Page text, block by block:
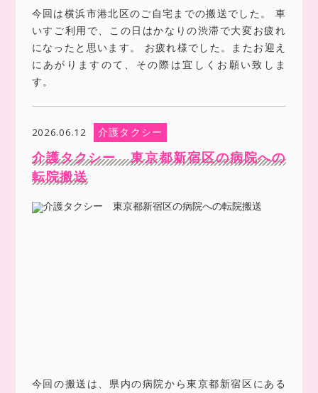
今回は横浜市港北区のご自宅までの搬送でした。 車
いすご利用で、この日はかなりの渋滞で大変お疲れ
になったと思います。 お疲れ様でした。またお迎え
にあがりますのて、その際は宜しくお願い致しま
す。
2026.06.12 介護タクシー
介護タクシー 東京都新宿区の病院への
転院搬送
今回の搬送は、県内の病院から東京都新宿区にある